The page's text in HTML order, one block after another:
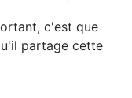
c'est que
partage cette